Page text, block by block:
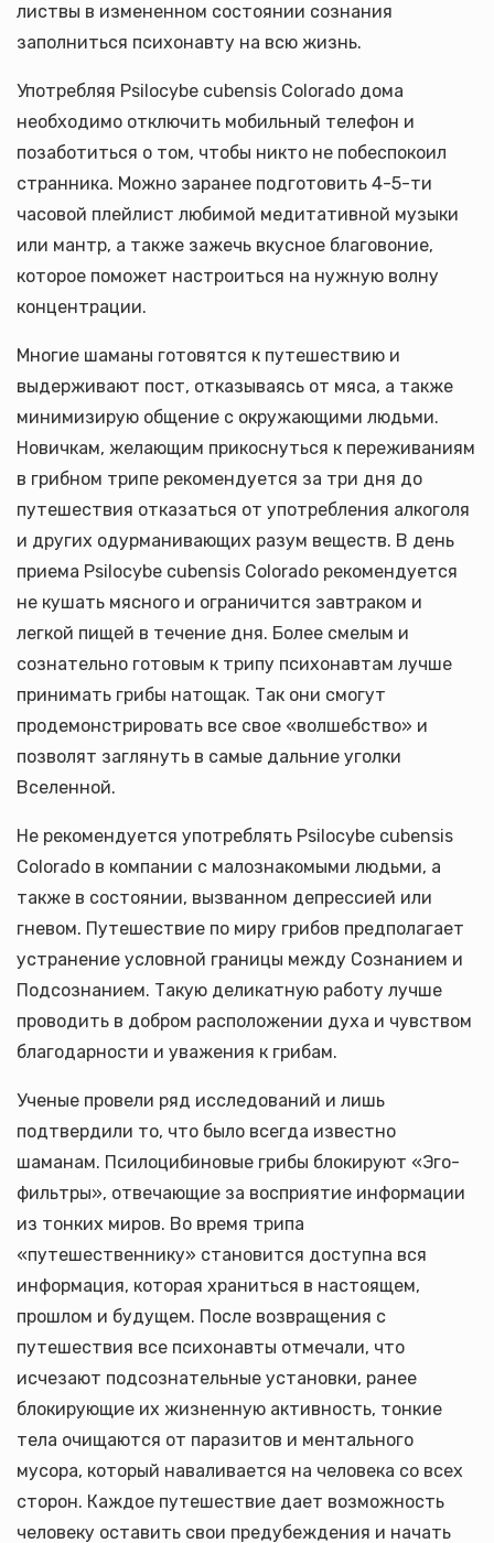
листвы в измененном состоянии сознания
заполниться психонавту на всю жизнь.
Употребляя Psilocybe cubensis Colorado дома
необходимо отключить мобильный телефон и
позаботиться о том, чтобы никто не побеспокоил
странника. Можно заранее подготовить 4-5-ти
часовой плейлист любимой медитативной музыки
или мантр, а также зажечь вкусное благовоние,
которое поможет настроиться на нужную волну
концентрации.
Многие шаманы готовятся к путешествию и
выдерживают пост, отказываясь от мяса, а также
минимизирую общение с окружающими людьми.
Новичкам, желающим прикоснуться к переживаниям
в грибном трипе рекомендуется за три дня до
путешествия отказаться от употребления алкоголя
и других одурманивающих разум веществ. В день
приема Psilocybe cubensis Colorado рекомендуется
не кушать мясного и ограничится завтраком и
легкой пищей в течение дня. Более смелым и
сознательно готовым к трипу психонавтам лучше
принимать грибы натощак. Так они смогут
продемонстрировать все свое «волшебство» и
позволят заглянуть в самые дальние уголки
Вселенной.
Не рекомендуется употреблять Psilocybe cubensis
Colorado в компании с малознакомыми людьми, а
также в состоянии, вызванном депрессией или
гневом. Путешествие по миру грибов предполагает
устранение условной границы между Сознанием и
Подсознанием. Такую деликатную работу лучше
проводить в добром расположении духа и чувством
благодарности и уважения к грибам.
Ученые провели ряд исследований и лишь
подтвердили то, что было всегда известно
шаманам. Псилоцибиновые грибы блокируют «Эго-
фильтры», отвечающие за восприятие информации
из тонких миров. Во время трипа
«путешественнику» становится доступна вся
информация, которая храниться в настоящем,
прошлом и будущем. После возвращения с
путешествия все психонавты отмечали, что
исчезают подсознательные установки, ранее
блокирующие их жизненную активность, тонкие
тела очищаются от паразитов и ментального
мусора, который наваливается на человека со всех
сторон. Каждое путешествие дает возможность
человеку оставить свои предубеждения и начать